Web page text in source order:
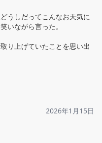
うしだってこんなお天気に
いながら言った。
り上げていたことを思い出
2026年1月15日